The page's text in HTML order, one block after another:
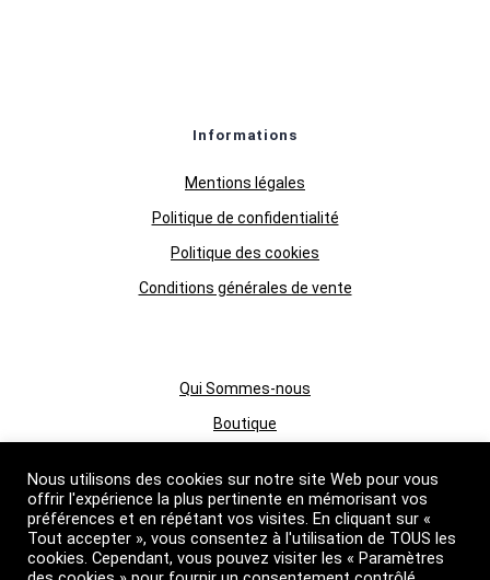
Informations
Mentions légales
Politique de confidentialité
Politique des cookies
Conditions générales de vente
Qui Sommes-nous
Boutique
Suivez nous
Nous utilisons des cookies sur notre site Web pour vous
offrir l'expérience la plus pertinente en mémorisant vos
préférences et en répétant vos visites. En cliquant sur «
Tout accepter », vous consentez à l'utilisation de TOUS les
cookies. Cependant, vous pouvez visiter les « Paramètres